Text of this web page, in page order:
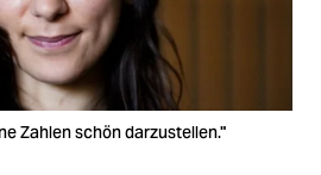
Zahlen schön darzustellen."